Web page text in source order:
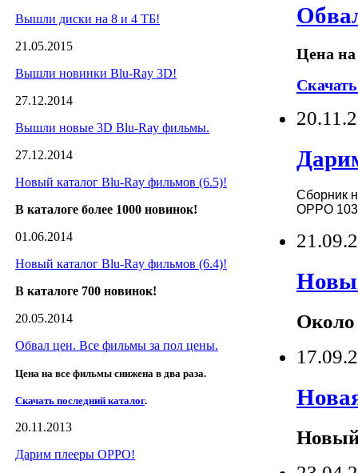
Вышли диски на 8 и 4 ТБ!
21.05.2015
Вышли новинки Blu-Ray 3D!
27.12.2014
Вышли новые 3D Blu-Ray фильмы.
27.12.2014
Новый каталог Blu-Ray фильмов (6.5)!
В каталоге более 1000 новинок!
01.06.2014
Новый каталог Blu-Ray фильмов (6.4)!
В каталоге 700 новинок!
20.05.2014
Обвал цен. Все фильмы за пол цены.
Цена на все фильмы снижена в два раза.
Скачать последний каталог.
20.11.2013
Дарим плееры OPPO!
Цена
Сборник
OPPO
Около
Новый